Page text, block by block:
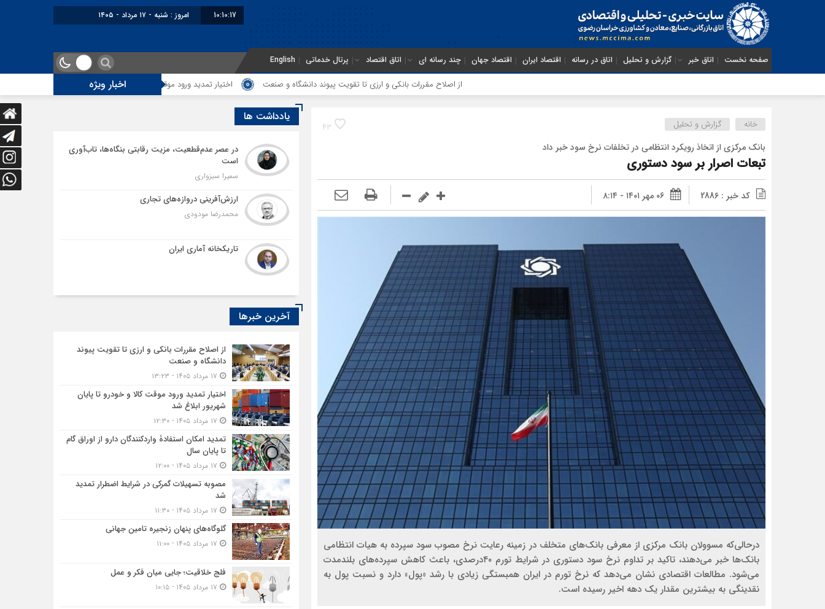
10:10:18 برابر با : Saturday - 8 August - 2026
صفحه نخست اتاق خبر گزارش و تحلیل اتاق در رسانه اقتصاد ایران اقتصاد جهان چند رسانه ای اتاق اقتصاد پرتال خدماتی English
اخبار ویژه از اصلاح مقررات بانکی و ارزی تا تقویت پیوند دانشگاه و صنعت اختیار تمدید ورود موقت کالا و خودرو تا پایان شهریور ابلاغ شد
43 خانه گزارش و تحلیل
بانک مرکزی از اتخاذ رویکرد انتظامی در تخلفات نرخ سود خبر داد
تبعات اصرار بر سود دستوری
کد خبر : 2886 ۰۶ مهر ۱۴۰۱ - ۸:۱۴
درحالی‌که مسوولان بانک مرکزی از معرفی بانک‌های متخلف در زمینه رعایت نرخ مصوب سود سپرده به هیات انتظامی
بانک‌ها خبر می‌دهند، تاکید بر تداوم نرخ سود دستوری در شرایط تورم ۴۰درصدی، باعث کاهش سپرده‌های بلندمدت
می‌شود. مطالعات اقتصادی نشان می‌دهد که نرخ تورم در ایران همبستگی زیادی با رشد «پول» دارد و نسبت پول به
نقدینگی به بیشترین مقدار یک دهه اخیر رسیده است.
یادداشت ها
در عصر عدم‌قطعیت، مزیت رقابتی بنگاه‌ها، تاب‌آوری
است
سمیرا سبزواری
ارزش‌آفرینی دروازه‌های تجاری
محمدرضا مودودی
تاریکخانه آماری ایران
آخرین خبرها
از اصلاح مقررات بانکی و ارزی تا تقویت پیوند
دانشگاه و صنعت
اختیار تمدید ورود موقت کالا و خودرو تا پایان
شهریور ابلاغ شد
تمدید امکان استفادۀ واردکنندگان دارو از اوراق گام
تا پایان سال
مصوبه تسهیلات گمرکی در شرایط اضطرار تمدید
شد
گلوگاه‌های پنهان زنجیره تامین جهانی
فلج خلاقیت؛ جایی میان فکر و عمل